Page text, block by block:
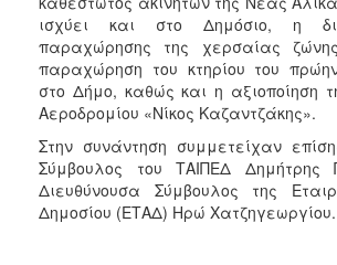
ισχύει και στο Δημόσιο, η
παραχώρησης της χερσαίας
παραχώρηση του κτηρίου του πρώην
στο Δήμο, καθώς και η αξιοποίηση
Αεροδρομίου «Νίκος Καζαντζάκης».
Στην συνάντηση συμμετείχαν
Σύμβουλος του ΤΑΙΠΕΔ Δημήτρης
Διευθύνουσα Σύμβουλος της
Δημοσίου (ΕΤΑΔ) Ηρώ Χατζηγεωργίου.